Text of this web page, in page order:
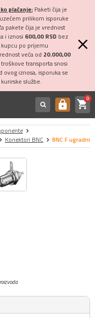
plaćanje:Paketi čija je
prilikom isporuke
pakete čija je vrednost
i iznosi 600,00 RSD bez
kupcu po prijemu
veća od 20.000,00
transporta snosi
ovog iznosa, isporuka se
službe.
https shopping_cart0
Konektori BNC BNC F ugradni